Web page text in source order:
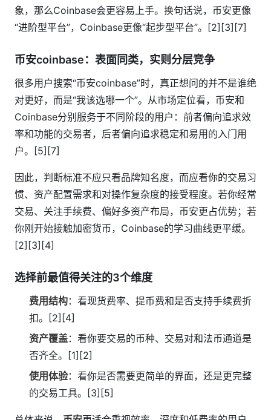
象，那么Coinbase会更容易上手。换句话说，币安更像
“进阶型平台”，Coinbase更像“起步型平台”。[2][3][7]
币安coinbase：表面同类，实则分层竞争
很多用户搜索“币安coinbase”时，真正想问的并不是谁绝
对更好，而是“我该选哪一个”。从市场定位看，币安和
Coinbase分别服务于不同阶段的用户：前者偏向追求效
率和功能的交易者，后者偏向追求稳定和易用的入门用
户。[5][7]
因此，判断标准不应只看品牌知名度，而应看你的交易习
惯、资产配置需求和对操作复杂度的接受程度。若你经常
交易、关注手续费、偏好多资产布局，币安更占优势；若
你刚开始接触加密货币，Coinbase的学习曲线更平缓。
[2][3][4]
选择前最值得关注的3个维度
费用结构：看现货费率、提币费和是否支持手续费折
扣。[2][4]
资产覆盖：看你要交易的币种、交易对和法币通道是
否齐全。[1][2]
使用体验：看你是否需要更简单的界面，还是更完整
的交易工具。[3][5]